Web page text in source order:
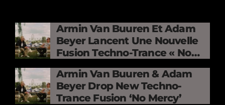
Armin Van Buuren Et Adam
Beyer Lancent Une Nouvelle
Fusion Techno-Trance « No
Mercy »
Armin Van Buuren & Adam
Beyer Drop New Techno-
Trance Fusion ‘No Mercy’